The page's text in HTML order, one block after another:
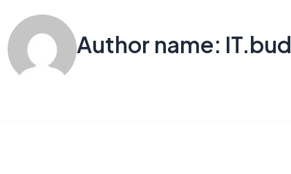
Author name: